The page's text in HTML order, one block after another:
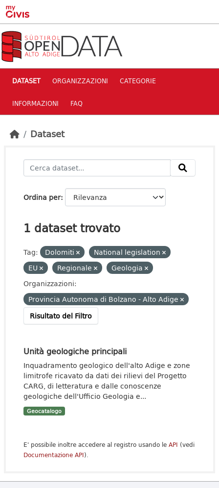
Skip to main content
DATASET ORGANIZZAZIONI CATEGORIE
INFORMAZIONI FAQ
Dataset
Ordina per
1 dataset trovato
Tag: Dolomiti
National legislation
EU
Regionale
Geologia
Organizzazioni:
Provincia Autonoma di Bolzano - Alto Adige
Risultato del Filtro
Unità geologiche principali
Inquadramento geologico dell'alto Adige e zone
limitrofe ricavato da dati dei rilievi del Progetto
CARG, di letteratura e dalle conoscenze
geologiche dell'Ufficio Geologia e...
Geocatalogo
E' possibile inoltre accedere al registro usando le API (vedi
Documentazione API).